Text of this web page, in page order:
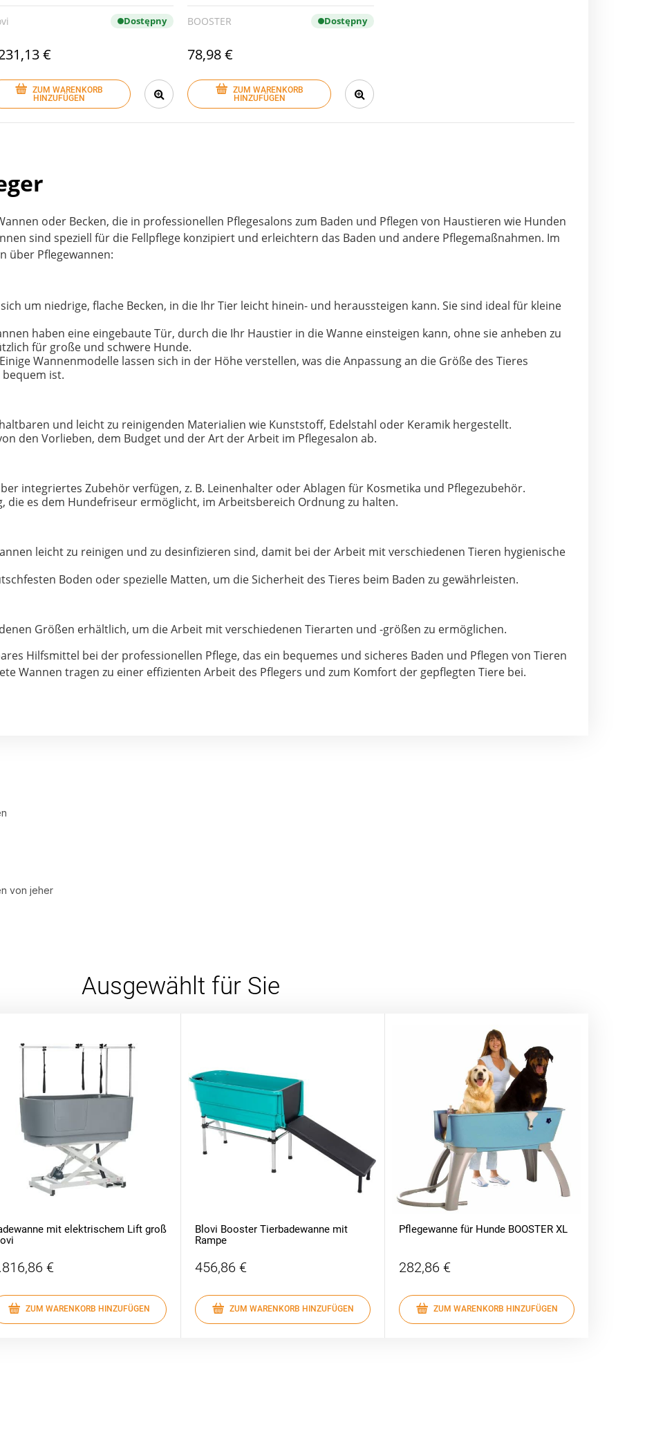
Dostępny
€
ZUM WARENKORB
HINZUFÜGEN
BOOSTER Dostępny
78,98 €
ZUM WARENKORB
HINZUFÜGEN
oder Becken, die in professionellen Pflegesalons zum Baden und Pflegen von Haustieren wie Hunden
sind speziell für die Fellpflege konzipiert und erleichtern das Baden und andere Pflegemaßnahmen. Im
über Pflegewannen:
um niedrige, flache Becken, in die Ihr Tier leicht hinein- und heraussteigen kann. Sie sind ideal für kleine
haben eine eingebaute Tür, durch die Ihr Haustier in die Wanne einsteigen kann, ohne sie anheben zu
für große und schwere Hunde.
Einige Wannenmodelle lassen sich in der Höhe verstellen, was die Anpassung an die Größe des Tieres
ist.
und leicht zu reinigenden Materialien wie Kunststoff, Edelstahl oder Keramik hergestellt.
den Vorlieben, dem Budget und der Art der Arbeit im Pflegesalon ab.
integriertes Zubehör verfügen, z. B. Leinenhalter oder Ablagen für Kosmetika und Pflegezubehör.
die es dem Hundefriseur ermöglicht, im Arbeitsbereich Ordnung zu halten.
leicht zu reinigen und zu desinfizieren sind, damit bei der Arbeit mit verschiedenen Tieren hygienische
Boden oder spezielle Matten, um die Sicherheit des Tieres beim Baden zu gewährleisten.
Größen erhältlich, um die Arbeit mit verschiedenen Tierarten und -größen zu ermöglichen.
Hilfsmittel bei der professionellen Pflege, das ein bequemes und sicheres Baden und Pflegen von Tieren
Wannen tragen zu einer effizienten Arbeit des Pflegers und zum Komfort der gepflegten Tiere bei.
von jeher
Ausgewählt für Sie
mit elektrischem Lift groß
€
ZUM WARENKORB HINZUFÜGEN
Blovi Booster Tierbadewanne mit
Rampe
456,86 €
ZUM WARENKORB HINZUFÜGEN
Pflegewanne für Hunde BOOSTER XL
282,86 €
ZUM WARENKORB HINZUFÜGEN